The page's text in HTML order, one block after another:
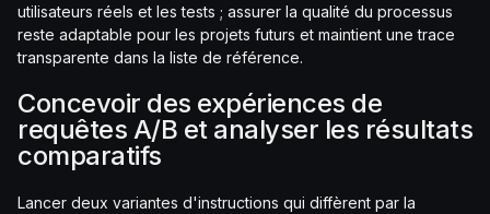
utilisateurs réels et les tests ; assurer la qualité du processus
reste adaptable pour les projets futurs et maintient une trace
transparente dans la liste de référence.
Concevoir des expériences de
requêtes A/B et analyser les résultats
comparatifs
Lancer deux variantes d'instructions qui diffèrent par la